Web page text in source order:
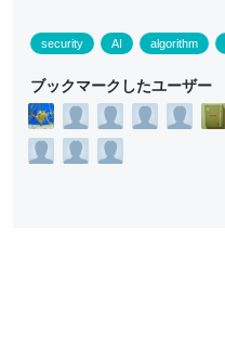
security AI algorithm
ブックマークしたユーザー